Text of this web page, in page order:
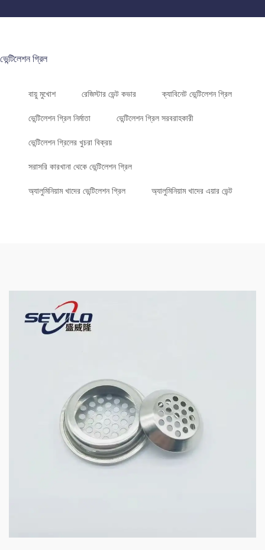
ভেন্টিলেশন গ্রিল
বায়ু মুখোশ রেজিস্টার ভেন্ট কভার ক্যাবিনেট ভেন্টিলেশন গ্রিল
ভেন্টিলেশন গ্রিল নির্মাতা ভেন্টিলেশন গ্রিল সরবরাহকারী
ভেন্টিলেশন গ্রিলের খুচরা বিক্রয়
সরাসরি কারখানা থেকে ভেন্টিলেশন গ্রিল
অ্যালুমিনিয়াম খাদের ভেন্টিলেশন গ্রিল অ্যালুমিনিয়াম খাদের এয়ার ভেন্ট